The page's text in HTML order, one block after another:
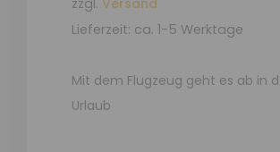
zzgl. Versand
Lieferzeit: ca. 1-5 Werktage
Mit dem Flugzeug geht es ab in
Urlaub